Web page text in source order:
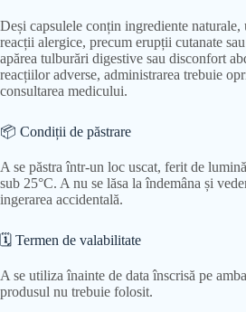
Deși capsulele conțin ingrediente naturale,
reacții alergice, precum erupții cutanate
apărea tulburări digestive sau disconfort
reacțiilor adverse, administrarea trebuie
consultarea medicului.
📦 Condiții de păstrare
A se păstra într-un loc uscat, ferit de
sub 25°C. A nu se lăsa la îndemâna și
ingerarea accidentală.
🗓 Termen de valabilitate
A se utiliza înainte de data înscrisă pe
produsul nu trebuie folosit.